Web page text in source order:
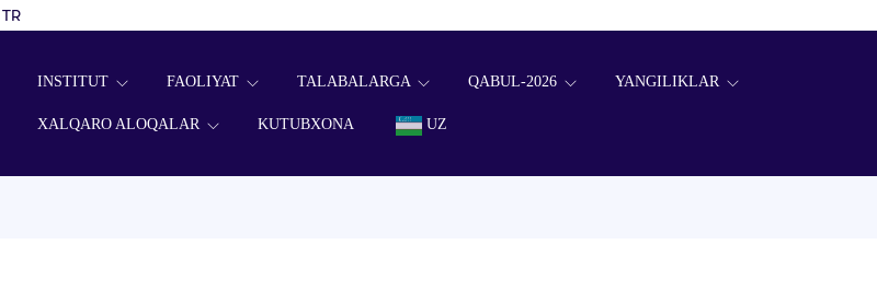
TR
INSTITUT FAOLIYAT TALABALARGA QABUL-2026 YANGILIKLAR
XALQARO ALOQALAR KUTUBXONA UZ